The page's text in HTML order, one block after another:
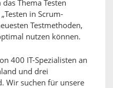
Thema Testen
in Scrum-
Testmethoden,
nutzen können.
400 IT-Spezialisten an
und drei
Wir suchen für unsere